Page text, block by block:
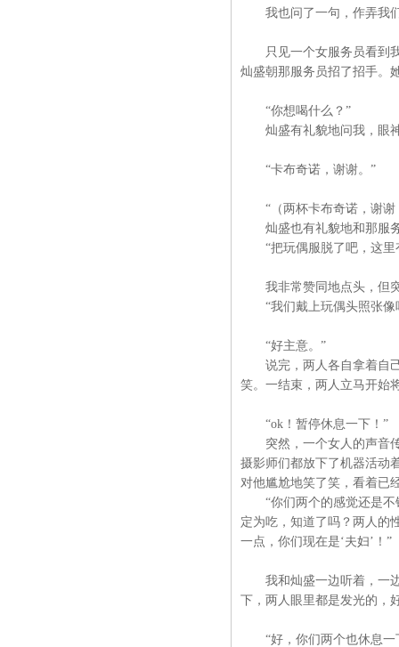
我也问了一句，作弄我们
只见一个女服务员看到我
灿盛朝那服务员招了招手。
“你想喝什么？”
灿盛有礼貌地问我，眼神
“卡布奇诺，谢谢。”
“（两杯卡布奇诺，谢谢
灿盛也有礼貌地和那服务
“把玩偶服脱了吧，这里
我非常赞同地点头，但
“我们戴上玩偶头照张像
“好主意。”
说完，两人各自拿着自己
笑。一结束，两人立马开始
“ok！暂停休息一下！”
突然，一个女人的声音传
摄影师们都放下了机器活动
对他尴尬地笑了笑，看着已
“你们两个的感觉还是不
定为吃，知道了吗？两人的
一点，你们现在是‘夫妇’！”
我和灿盛一边听着，一边
下，两人眼里都是发光的，
“好，你们两个也休息一